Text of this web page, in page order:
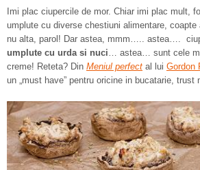
Imi plac ciupercile de mor. Chiar imi plac mult,
umplute cu diverse chestiuni alimentare, coapte
nu alta, parol! Dar astea, mmm….. astea….
umplute cu urda si nuci… astea… sunt cele
creme! Reteta? Din Meniul perfect al lui Gordon
un „must have” pentru oricine in bucatarie, trust